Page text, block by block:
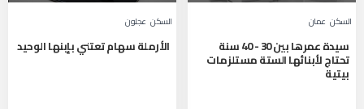
السكن عمان
سيدة عمرها بين 30 - 40 سنة
تحتاج لأبنائها الستة مستلزمات
بيتية
السكن عجلون
الأرملة سهام تعتني بإبنها الوحيد